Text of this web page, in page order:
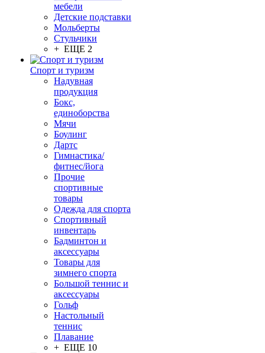
мебели
Детские подставки
Мольберты
Стульчики
+ ЕЩЕ 2
Спорт и туризм
Надувная
продукция
Бокс,
единоборства
Мячи
Боулинг
Дартс
Гимнастика/
фитнес/йога
Прочие
спортивные
товары
Одежда для спорта
Спортивный
инвентарь
Бадминтон и
аксессуары
Товары для
зимнего спорта
Большой теннис и
аксессуары
Гольф
Настольный
теннис
Плавание
+ ЕЩЕ 10